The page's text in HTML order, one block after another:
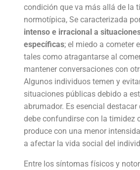
condición que va más allá de la
normotípica, Se caracterizada
intenso e irracional a
específicas; el miedo a cometer
tales como atragantarse al
mantener conversaciones con
Algunos individuos temen y
situaciones públicas debido a
abrumador. Es esencial destacar
debe confundirse con la timidez
produce con una menor
a afectar la vida social del
Entre los síntomas físicos y